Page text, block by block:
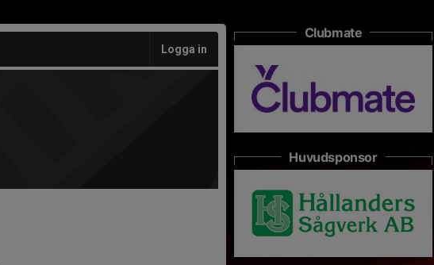
Logga in
Clubmate
Huvudsponsor